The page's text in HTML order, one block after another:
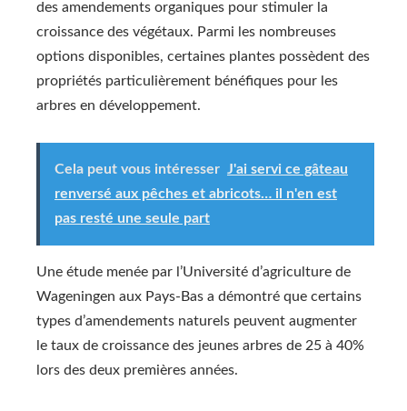
des amendements organiques pour stimuler la
croissance des végétaux. Parmi les nombreuses
options disponibles, certaines plantes possèdent des
propriétés particulièrement bénéfiques pour les
arbres en développement.
Cela peut vous intéresser J'ai servi ce gâteau
renversé aux pêches et abricots… il n'en est
pas resté une seule part
Une étude menée par l’Université d’agriculture de
Wageningen aux Pays-Bas a démontré que certains
types d’amendements naturels peuvent augmenter
le taux de croissance des jeunes arbres de 25 à 40%
lors des deux premières années.